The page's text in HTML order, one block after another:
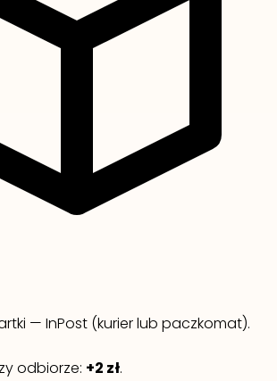
— InPost (kurier lub paczkomat).
odbiorze: +2 zł.